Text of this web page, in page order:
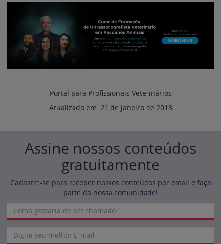
Portal para Profissionais Veterinários
Atualizado em: 21 de janeiro de 2013
Assine nossos conteúdos
gratuitamente
Cadastre-se para receber nossos conteúdos por email e faça
parte da nossa comunidade!